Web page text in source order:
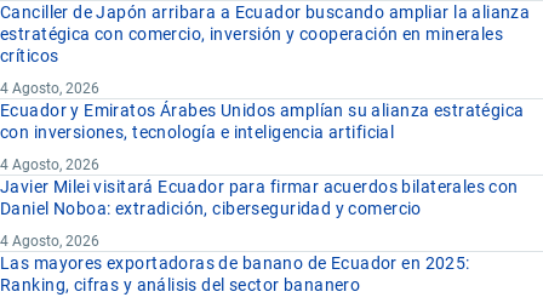
Canciller de Japón arribara a Ecuador buscando ampliar la alianza
estratégica con comercio, inversión y cooperación en minerales
críticos
4 Agosto, 2026
Ecuador y Emiratos Árabes Unidos amplían su alianza estratégica
con inversiones, tecnología e inteligencia artificial
4 Agosto, 2026
Javier Milei visitará Ecuador para firmar acuerdos bilaterales con
Daniel Noboa: extradición, ciberseguridad y comercio
4 Agosto, 2026
Las mayores exportadoras de banano de Ecuador en 2025:
Ranking, cifras y análisis del sector bananero